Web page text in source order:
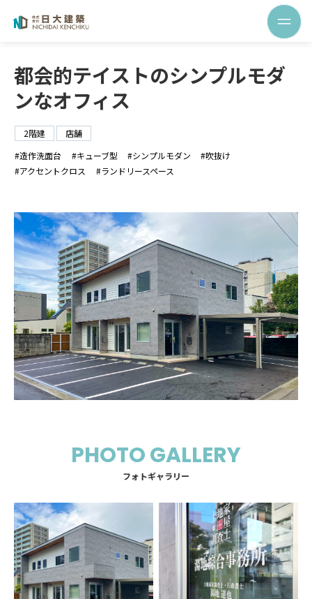
都会的テイストのシンプルモダ
ンなオフィス
2階建
店舗
造作洗面台
キューブ型 シンプルモダン
吹抜け
アクセントクロス
ランドリースペース
PHOTO GALLERY
フォトギャラリー